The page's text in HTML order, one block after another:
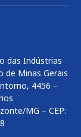
das Indústrias
de Minas Gerais
4456 –
MG – CEP: